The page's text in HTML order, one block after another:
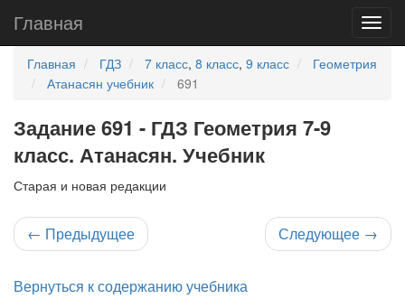
Главная
Главная ГДЗ 7 класс, 8 класс, 9 класс
Геометрия
Атанасян учебник
691
Задание 691 - ГДЗ Геометрия 7-9
класс. Атанасян. Учебник
Старая и новая редакции
← Предыдущее Следующее →
Вернуться к содержанию учебника